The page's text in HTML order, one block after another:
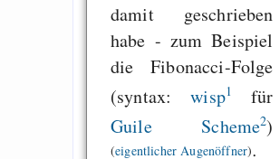
damit geschrieben
habe - zum Beispiel
die Fibonacci-Folge
(syntax:wisp1
für
Guile Scheme2)
(eigentlicher Augenöffner)